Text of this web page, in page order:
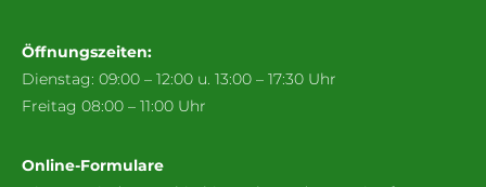
Öffnungszeiten:
Dienstag: 09:00 – 12:00 u. 13:00 – 17:30 Uhr
Freitag 08:00 – 11:00 Uhr
Online-Formulare